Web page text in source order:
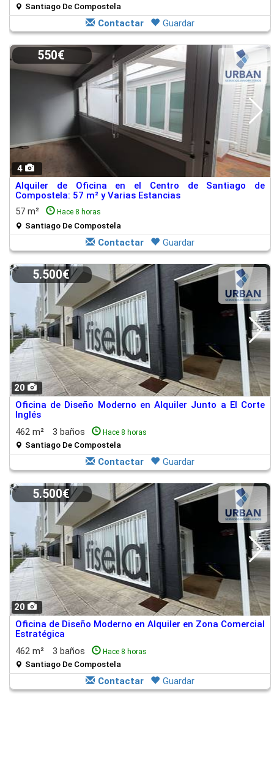
Santiago De Compostela
Contactar Guardar
4
550€
Alquiler de Oficina en el Centro de Santiago de
Compostela: 57 m² y Varias Estancias
57 m²
Hace 8 horas
Santiago De Compostela
Contactar Guardar
20
5.500€
Oficina de Diseño Moderno en Alquiler Junto a El Corte
Inglés
462 m²
3 baños Hace 8 horas
Santiago De Compostela
Contactar Guardar
20
5.500€
Oficina de Diseño Moderno en Alquiler en Zona Comercial
Estratégica
462 m²
3 baños Hace 8 horas
Santiago De Compostela
Contactar Guardar